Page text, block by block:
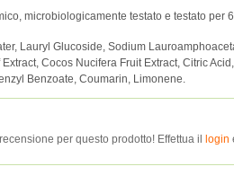
microbiologicamente testato e testato per
Lauryl Glucoside, Sodium
Cocos Nucifera Fruit Extract, Citric
Benzoate, Coumarin, Limonene.
per questo prodotto! Effettua il login